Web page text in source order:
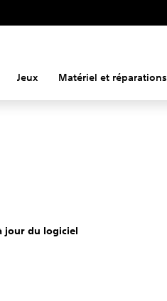
Jeux Matériel et réparations
jour du logiciel